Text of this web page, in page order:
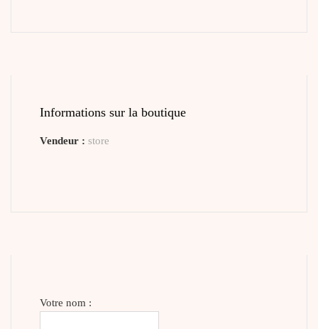
Informations sur la boutique
Vendeur : store
Votre nom :